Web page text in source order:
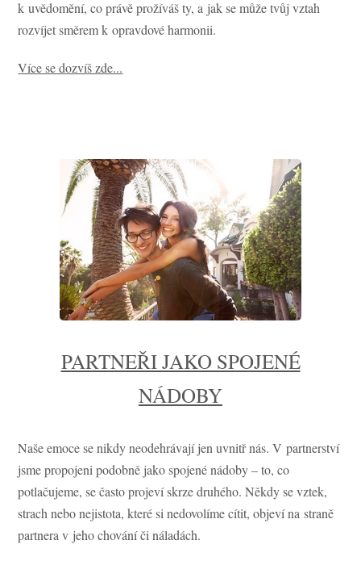
k uvědomění, co právě prožíváš ty, a jak se může tvůj vztah
rozvíjet směrem k opravdové harmonii.
Více se dozvíš zde...
PARTNEŘI JAKO SPOJENÉ
NÁDOBY
Naše emoce se nikdy neodehrávají jen uvnitř nás. V partnerství
jsme propojeni podobně jako spojené nádoby – to, co
potlačujeme, se často projeví skrze druhého. Někdy se vztek,
strach nebo nejistota, které si nedovolíme cítit, objeví na straně
partnera v jeho chování či náladách.